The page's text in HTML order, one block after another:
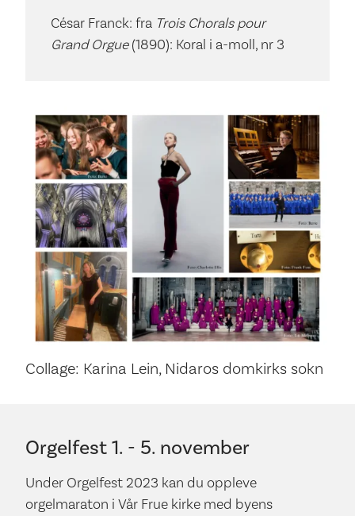
César Franck: fra Trois Chorals pour
Grand Orgue(1890): Koral i a-moll, nr 3
Collage: Karina Lein, Nidaros domkirks sokn
Orgelfest 1. - 5. november
Under Orgelfest 2023 kan du oppleve
orgelmaraton i Vår Frue kirke med byens